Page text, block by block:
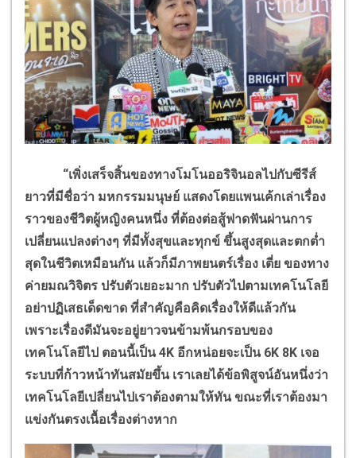
“เพิ่งเสร็จสิ้นของทางโมโนออริจินอลไปกับซีรีส์
ยาวที่มีชื่อว่า มหกรรมมนุษย์ แสดงโดยแพนเค้กเล่าเรื่อง
ราวของชีวิตผู้หญิงคนหนึ่ง ที่ต้องต่อสู้ฟาดฟันผ่านการ
เปลี่ยนแปลงต่างๆ ที่มีทั้งสุขและทุกข์ ขึ้นสูงสุดและตกต่ำ
สุดในชีวิตเหมือนกัน แล้วก็มีภาพยนตร์เรื่อง เตี่ย ของทาง
ค่ายมณวิจิตร ปรับตัวเยอะมาก ปรับตัวไปตามเทคโนโลยี
อย่าปฏิเสธเด็ดขาด ที่สำคัญคือคิดเรื่องให้ดีแล้วกัน
เพราะเรื่องดีมันจะอยู่ยาวจนข้ามพ้นกรอบของ
เทคโนโลยีไป ตอนนี้เป็น 4K อีกหน่อยจะเป็น 6K 8K เจอ
ระบบที่ก้าวหน้าทันสมัยขึ้น เราเลยได้ข้อพิสูจน์อันหนึ่งว่า
เทคโนโลยีเปลี่ยนไปเราต้องตามให้ทัน ขณะที่เราต้องมา
แข่งกันตรงเนื้อเรื่องต่างหาก